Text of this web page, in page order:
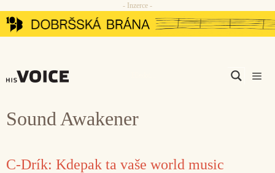
Přeskočit
na
- Inzerce -
Sound Awakener
C-Drík: Kdepak ta vaše world music